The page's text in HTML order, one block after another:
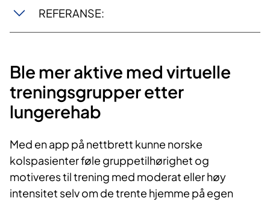
REFERANSE:
Ble mer aktive med virtuelle
treningsgrupper etter
lungerehab
Med en app på nettbrett kunne norske
kolspasienter føle gruppetilhørighet og
motiveres til trening med moderat eller høy
intensitet selv om de trente hjemme på egen